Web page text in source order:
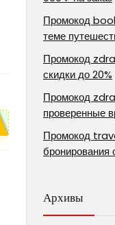
Промокод
теме
Промокод
скидки до 20%
Промокод
проверенные
Промокод
бронирования
Архивы